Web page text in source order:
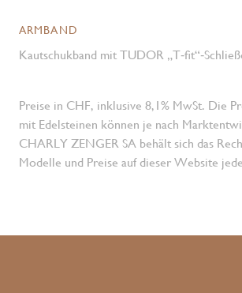
ARMBAND
Kautschukband mit TUDOR
Preise in CHF, inklusive 8,1% MwSt. Die
mit Edelsteinen können je nach
CHARLY ZENGER SA behält sich das
Modelle und Preise auf dieser Website